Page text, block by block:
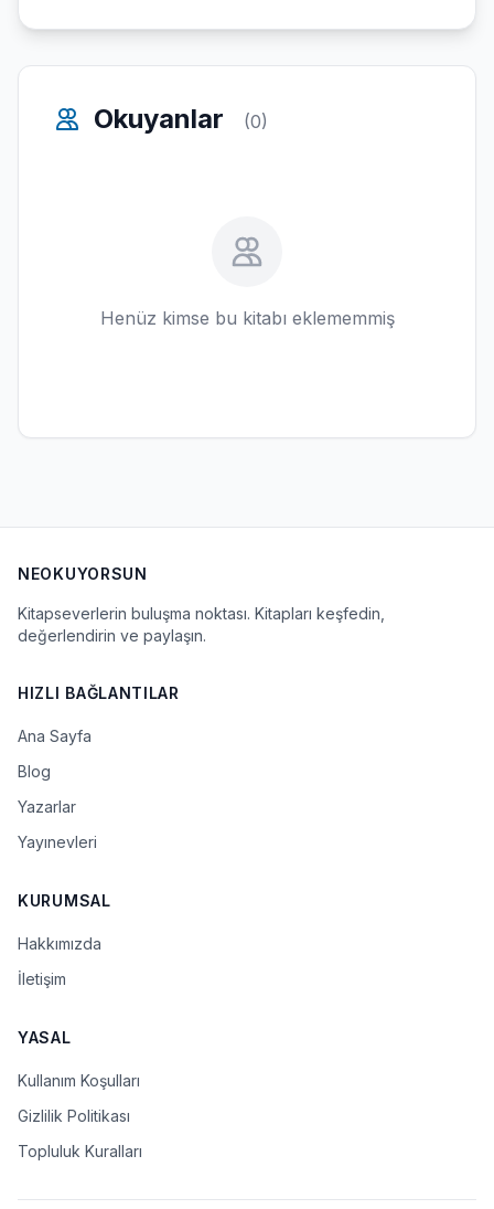
Okuyanlar (0)
Henüz kimse bu kitabı eklememmiş
NEOKUYORSUN
Kitapseverlerin buluşma noktası. Kitapları keşfedin,
değerlendirin ve paylaşın.
HIZLI BAĞLANTILAR
Ana Sayfa
Blog
Yazarlar
Yayınevleri
KURUMSAL
Hakkımızda
İletişim
YASAL
Kullanım Koşulları
Gizlilik Politikası
Topluluk Kuralları